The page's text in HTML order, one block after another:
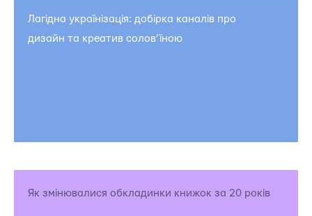
Лагідна українізація: добірка каналів про
дизайн та креатив солов’їною
Як змінювалися обкладинки книжок за 20 років